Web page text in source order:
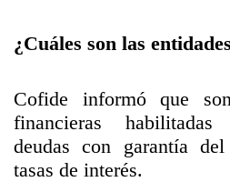
¿Cuáles son las
Cofide informó que
financieras
deudas con garantía
tasas de interés.